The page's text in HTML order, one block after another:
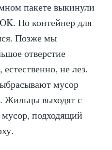
пакете выкинули
Но контейнер для
Позже мы
отверстие
не лез.
мусор
Жильцы выходят с
подходящий